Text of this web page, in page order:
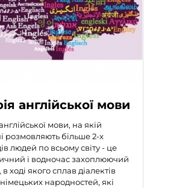
англійської мови
мови, на якій
розмовляють більше 2-х
людей по всьому світу - це
і водночас захоплюючий
ході якого сплав діалектів
народностей, які